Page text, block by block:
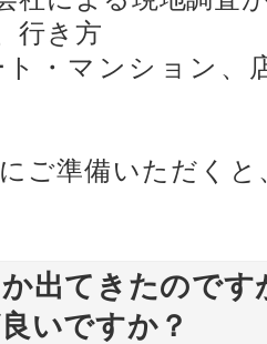
行き方
ト・マンション、
ご準備いただく
出てきたのです
いですか？